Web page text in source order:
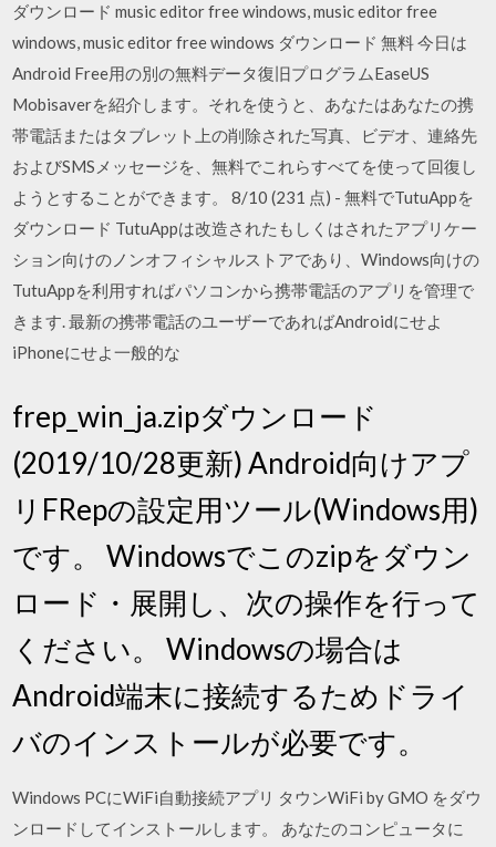
ダウンロード music editor free windows, music editor free
windows, music editor free windows ダウンロード 無料 今日は
Android Free用の別の無料データ復旧プログラムEaseUS
Mobisaverを紹介します。それを使うと、あなたはあなたの携
帯電話またはタブレット上の削除された写真、ビデオ、連絡先
およびSMSメッセージを、無料でこれらすべてを使って回復し
ようとすることができます。 8/10 (231 点) - 無料でTutuAppを
ダウンロード TutuAppは改造されたもしくはされたアプリケー
ション向けのノンオフィシャルストアであり、Windows向けの
TutuAppを利用すればパソコンから携帯電話のアプリを管理で
きます. 最新の携帯電話のユーザーであればAndroidにせよ
iPhoneにせよ一般的な
frep_win_ja.zipダウンロード
(2019/10/28更新) Android向けアプ
リFRepの設定用ツール(Windows用)
です。 Windowsでこのzipをダウン
ロード・展開し、次の操作を行って
ください。 Windowsの場合は
Android端末に接続するためドライ
バのインストールが必要です。
Windows PCにWiFi自動接続アプリ タウンWiFi by GMO をダウ
ンロードしてインストールします。 あなたのコンピュータに